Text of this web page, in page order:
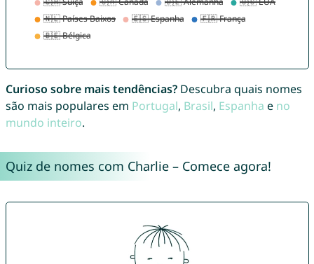
Curioso sobre mais tendências?Descubra quais nomes
são mais populares em Portugal, Brasil, Espanha e no
mundo inteiro.
Quiz de nomes com Charlie – Comece agora!